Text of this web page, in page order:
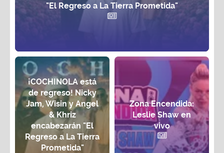
"El Regreso a La Tierra Prometida"
¡COCHINOLA está
de regreso! Nicky
Jam, Wisin y Angel
& Khriz
encabezarán "El
Regreso a La Tierra
Prometida"
Zona Encendida:
Leslie Shaw en
vivo